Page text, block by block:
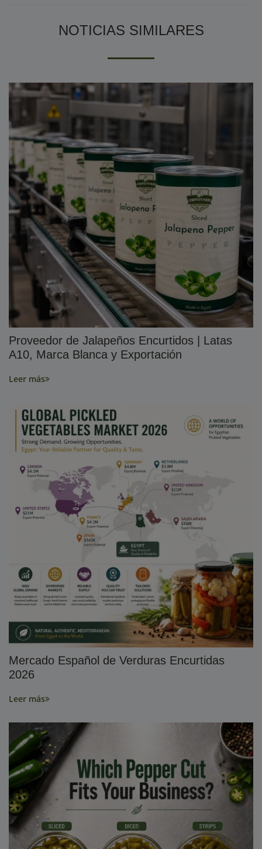
NOTICIAS SIMILARES
Proveedor de Jalapeños Encurtidos | Latas
A10, Marca Blanca y Exportación
Leer más
Mercado Español de Verduras Encurtidas
2026
Leer más